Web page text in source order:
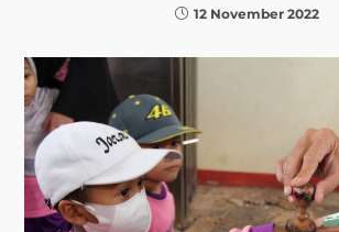
12 November 2022